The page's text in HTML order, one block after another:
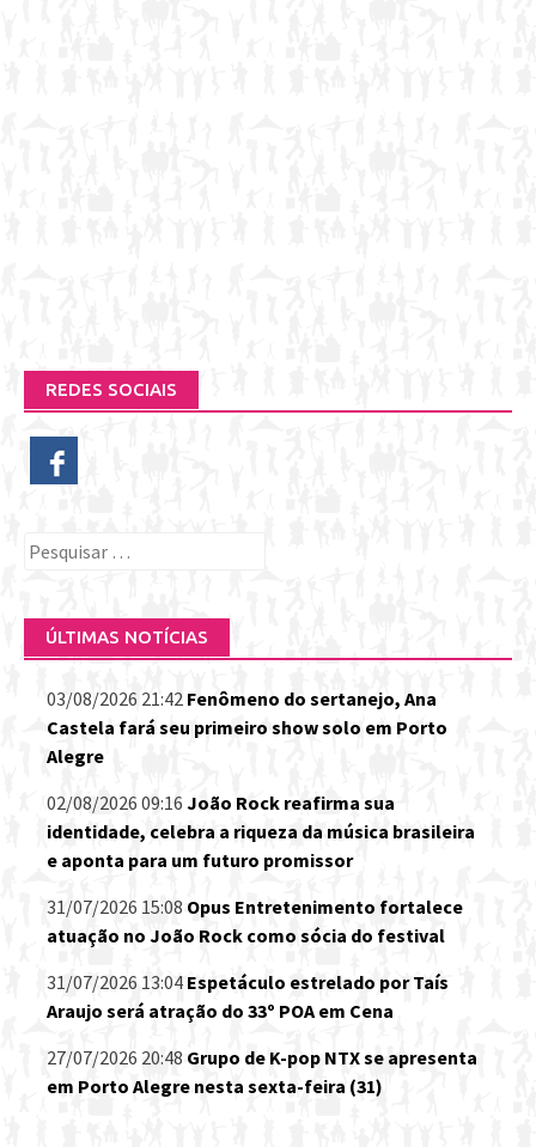
REDES SOCIAIS
Pesquisar
ÚLTIMAS NOTÍCIAS
03/08/2026 21:42 Fenômeno do sertanejo, Ana
Castela fará seu primeiro show solo em Porto
Alegre
02/08/2026 09:16 João Rock reafirma sua
identidade, celebra a riqueza da música brasileira
e aponta para um futuro promissor
31/07/2026 15:08 Opus Entretenimento fortalece
atuação no João Rock como sócia do festival
31/07/2026 13:04 Espetáculo estrelado por Taís
Araujo será atração do 33º POA em Cena
27/07/2026 20:48 Grupo de K-pop NTX se apresenta
em Porto Alegre nesta sexta-feira (31)